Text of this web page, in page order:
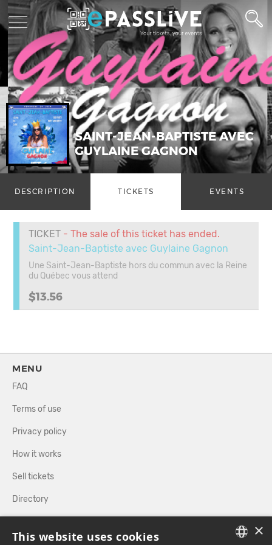
SAINT-JEAN-BAPTISTE AVEC
GUYLAINE GAGNON
DESCRIPTION TICKETS EVENTS
TICKET - The sale of this ticket has ended.
Saint-Jean-Baptiste avec Guylaine Gagnon
Une Saint-Jean-Baptiste hors du commun avec la Reine
du Québec vous attend
$13.56
MENU
FAQ
Terms of use
Privacy policy
How it works
Sell tickets
Directory
FOLLOW US ×
This website uses cookies